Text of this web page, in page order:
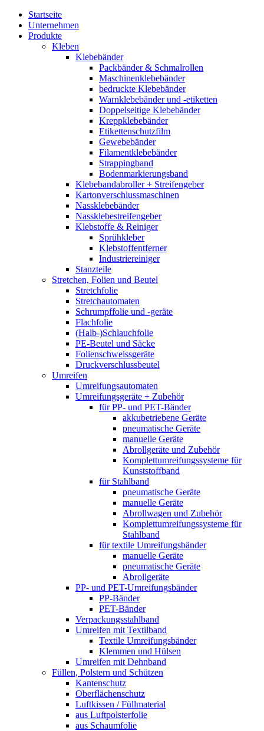
Startseite
Unternehmen
Produkte
Kleben
Klebebänder
Packbänder & Schmalrollen
Maschinenklebebänder
bedruckte Klebebänder
Warnklebebänder und -etiketten
Doppelseitige Klebebänder
Kreppklebebänder
Etikettenschutzfilm
Gewebebänder
Filamentklebebänder
Strappingband
Bodenmarkierungsband
Klebebandabroller + Streifengeber
Kartonverschlussmaschinen
Nassklebebänder
Nassklebestreifengeber
Klebstoffe & Reiniger
Sprühkleber
Klebstoffentferner
Industriereiniger
Stanzteile
Stretchen, Folien und Beutel
Stretchfolie
Stretchautomaten
Schrumpffolie und -geräte
Flachfolie
(Halb-)Schlauchfolie
PE-Beutel und Säcke
Folienschweissgeräte
Druckverschlussbeutel
Umreifen
Umreifungsautomaten
Umreifungsgeräte + Zubehör
für PP- und PET-Bänder
akkubetriebene Geräte
pneumatische Geräte
manuelle Geräte
Abrollgeräte und Zubehör
Komplettumreifungssysteme für
Kunststoffband
für Stahlband
pneumatische Geräte
manuelle Geräte
Abrollwagen und Zubehör
Komplettumreifungssysteme für
Stahlband
für textile Umreifungsbänder
manuelle Geräte
pneumatische Geräte
Abrollgeräte
PP- und PET-Umreifungsbänder
PP-Bänder
PET-Bänder
Verpackungsstahlband
Umreifen mit Textilband
Textile Umreifungsbänder
Klemmen und Hülsen
Umreifen mit Dehnband
Füllen, Polstern und Schützen
Kantenschutz
Oberflächenschutz
Luftkissen / Füllmaterial
aus Luftpolsterfolie
aus Schaumfolie